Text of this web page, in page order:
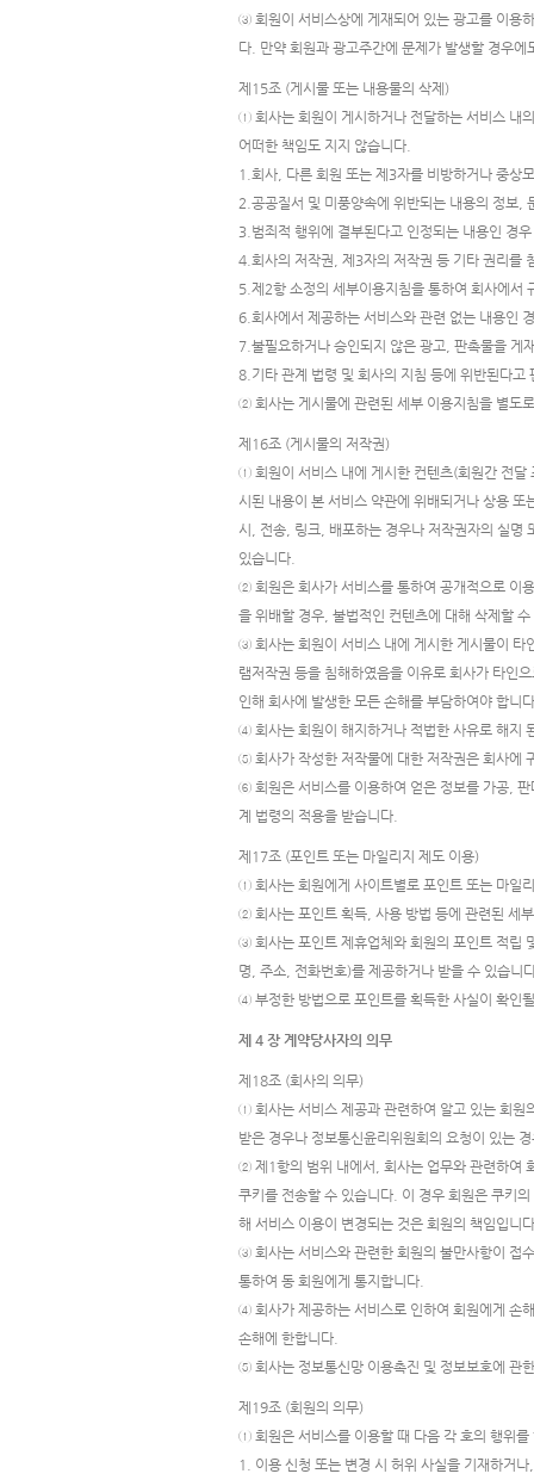
③ 회원이 서비스상에 게재되어 있는 광고를 이용
다. 만약 회원과 광고주간에 문제가 발생할 경우
제15조 (게시물 또는 내용물의 삭제)
① 회사는 회원이 게시하거나 전달하는 서비스 내
어떠한 책임도 지지 않습니다.
1.회사, 다른 회원 또는 제3자를 비방하거나 중상
2.공공질서 및 미풍양속에 위반되는 내용의 정보,
3.범죄적 행위에 결부된다고 인정되는 내용인 경우
4.회사의 저작권, 제3자의 저작권 등 기타 권리를
5.제2항 소정의 세부이용지침을 통하여 회사에서
6.회사에서 제공하는 서비스와 관련 없는 내용인
7.불필요하거나 승인되지 않은 광고, 판촉물을 게
8.기타 관계 법령 및 회사의 지침 등에 위반된다고
② 회사는 게시물에 관련된 세부 이용지침을 별도
제16조 (게시물의 저작권)
① 회원이 서비스 내에 게시한 컨텐츠(회원간 전달
시된 내용이 본 서비스 약관에 위배되거나 상용
시, 전송, 링크, 배포하는 경우나 저작권자의 실명
있습니다.
② 회원은 회사가 서비스를 통하여 공개적으로 이
을 위배할 경우, 불법적인 컨텐츠에 대해 삭제할
③ 회사는 회원이 서비스 내에 게시한 게시물이 타
램저작권 등을 침해하였음을 이유로 회사가 타인
인해 회사에 발생한 모든 손해를 부담하여야 합니
④ 회사는 회원이 해지하거나 적법한 사유로 해지
⑤ 회사가 작성한 저작물에 대한 저작권은 회사에
⑥ 회원은 서비스를 이용하여 얻은 정보를 가공,
계 법령의 적용을 받습니다.
제17조 (포인트 또는 마일리지 제도 이용)
① 회사는 회원에게 사이트별로 포인트 또는 마일
② 회사는 포인트 획득, 사용 방법 등에 관련된 세
③ 회사는 포인트 제휴업체와 회원의 포인트 적립
명, 주소, 전화번호)를 제공하거나 받을 수 있습니
④ 부정한 방법으로 포인트를 획득한 사실이 확인
제 4 장 계약당사자의 의무
제18조 (회사의 의무)
① 회사는 서비스 제공과 관련하여 알고 있는 회원
받은 경우나 정보통신윤리위원회의 요청이 있는
② 제1항의 범위 내에서, 회사는 업무와 관련하여
쿠키를 전송할 수 있습니다. 이 경우 회원은 쿠키
해 서비스 이용이 변경되는 것은 회원의 책임입니
③ 회사는 서비스와 관련한 회원의 불만사항이 접
통하여 동 회원에게 통지합니다.
④ 회사가 제공하는 서비스로 인하여 회원에게 손
손해에 한합니다.
⑤ 회사는 정보통신망 이용촉진 및 정보보호에 관
제19조 (회원의 의무)
① 회원은 서비스를 이용할 때 다음 각 호의 행위를
1. 이용 신청 또는 변경 시 허위 사실을 기재하거